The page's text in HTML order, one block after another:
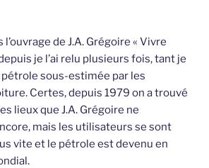
l’ouvrage de J.A. Grégoire « Vivre
je l’ai relu plusieurs fois, tant je
pétrole sous-estimée par les
Certes, depuis 1979 on a trouvé
lieux que J.A. Grégoire ne
mais les utilisateurs se sont
vite et le pétrole est devenu en